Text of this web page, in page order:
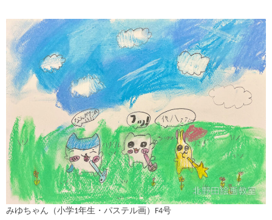
みゆちゃん（小学1年生・パステル画）F4号